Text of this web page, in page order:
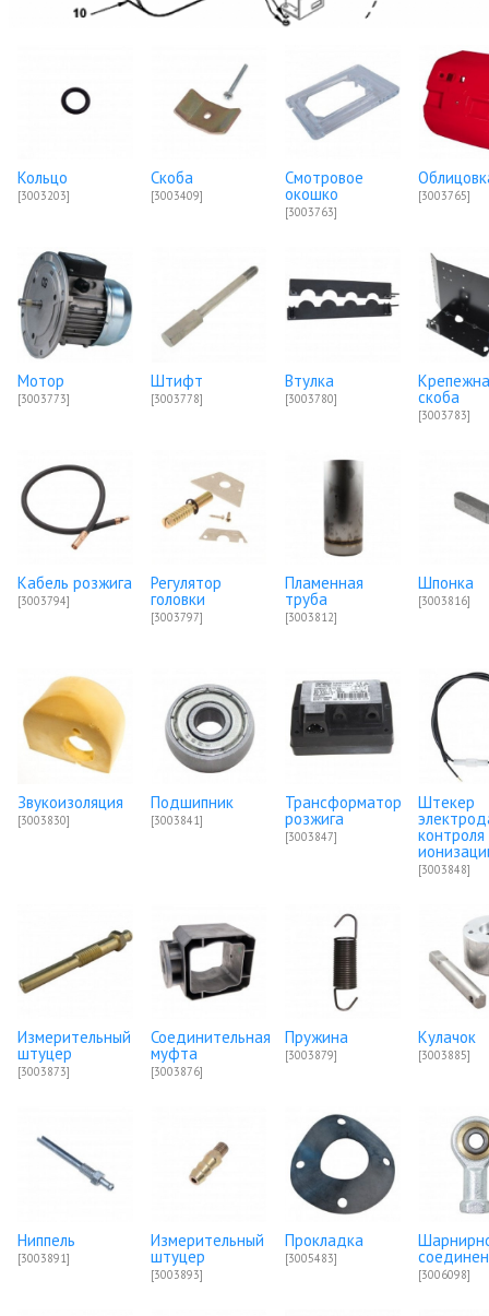
Кольцо
[3003203]
Скоба
[3003409]
Смотровое
окошко
[3003763]
[3003765]
Мотор
[3003773]
Штифт
[3003778]
Втулка
[3003780] скоба
[3003783]
Кабель розжига
[3003794]
Регулятор
головки
[3003797]
Пламенная
труба
[3003812]
Шпонка
[3003816]
Звукоизоляция
[3003830]
Подшипник
[3003841]
Трансформатор
розжига
[3003847]
Штекер
контроля
[3003848]
Измерительный
штуцер
[3003873]
Соединительная
муфта
[3003876]
Пружина
[3003879]
Кулачок
[3003885]
Ниппель
[3003891]
Измерительный
штуцер
[3003893]
Прокладка
[3005483]
[3006098]